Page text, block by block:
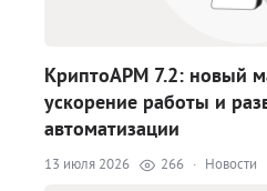
КриптоАРМ 7.2: новый
ускорение работы и
автоматизации
13 июля 2026 266 · Новости